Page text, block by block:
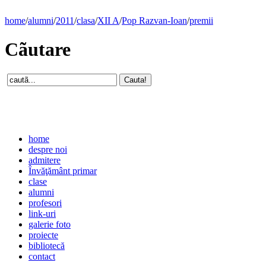
home/alumni/2011/clasa/XII A/Pop Razvan-Ioan/premii
Cãutare
home
despre noi
admitere
Învăţământ primar
clase
alumni
profesori
link-uri
galerie foto
proiecte
bibliotecă
contact